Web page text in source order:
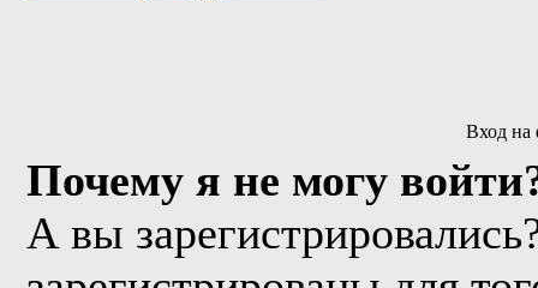
Вход на
Почему я не могу
А вы